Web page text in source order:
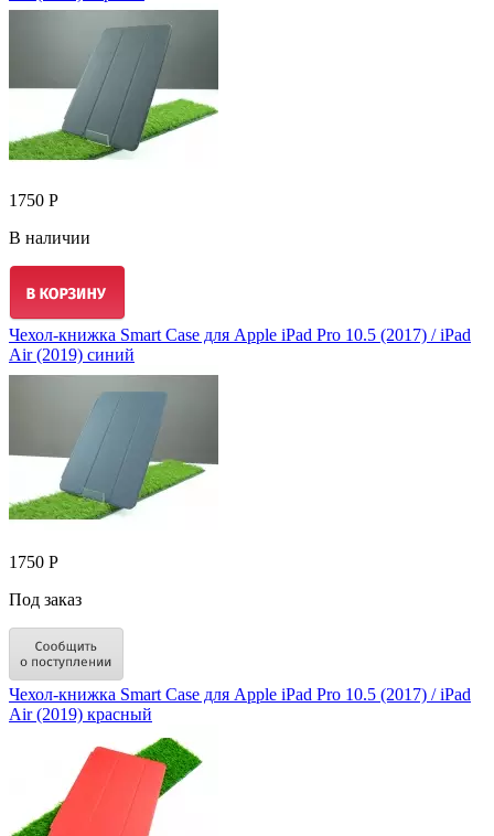
1750 Р
В наличии
Чехол-книжка Smart Case для Apple iPad Pro 10.5 (2017) / iPad
Air (2019) синий
1750 Р
Под заказ
Чехол-книжка Smart Case для Apple iPad Pro 10.5 (2017) / iPad
Air (2019) красный